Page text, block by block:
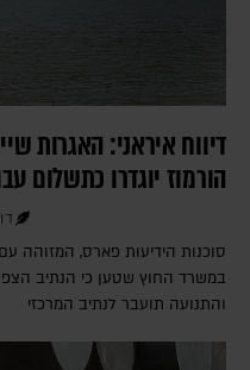
דיווח איראני: האגרות
הורמוז יוגדרו כתשלום
סוכנות הידיעות פארס, המזוהה
במשרד החוץ שטען כי הנתיב
והתנועה תועבר לנתיב המרכזי